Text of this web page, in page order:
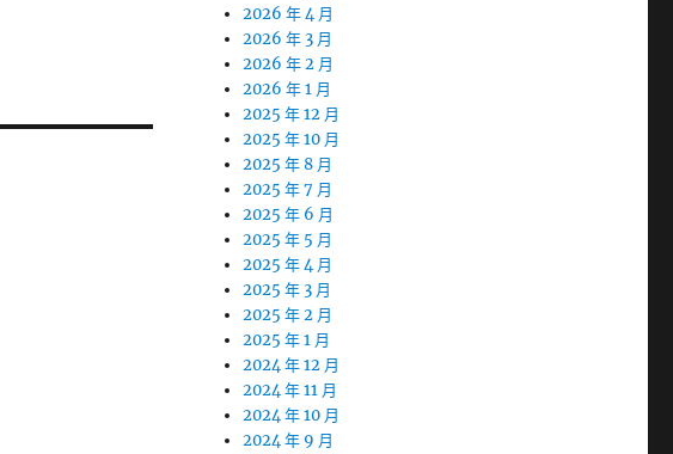
2026 年 4 月
2026 年 3 月
2026 年 2 月
2026 年 1 月
2025 年 12 月
2025 年 10 月
2025 年 8 月
2025 年 7 月
2025 年 6 月
2025 年 5 月
2025 年 4 月
2025 年 3 月
2025 年 2 月
2025 年 1 月
2024 年 12 月
2024 年 11 月
2024 年 10 月
2024 年 9 月